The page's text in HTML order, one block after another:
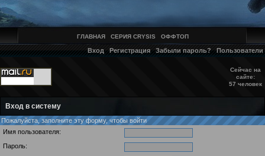
ГЛАВНАЯ СЕРИЯ CRYSIS ОФФТОП
Вход Регистрация Забыли пароль? Пользователи
Сейчас на
сайте:
57 человек
Вход в систему
Пожалуйста, заполните эту форму, чтобы войти
Имя пользователя:
Пароль: